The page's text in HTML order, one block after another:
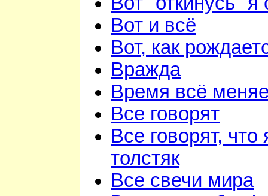
Вот и всё
Вот, как
Вражда
Время всё
Все говорят
Все говорят, что
толстяк
Все свечи мира